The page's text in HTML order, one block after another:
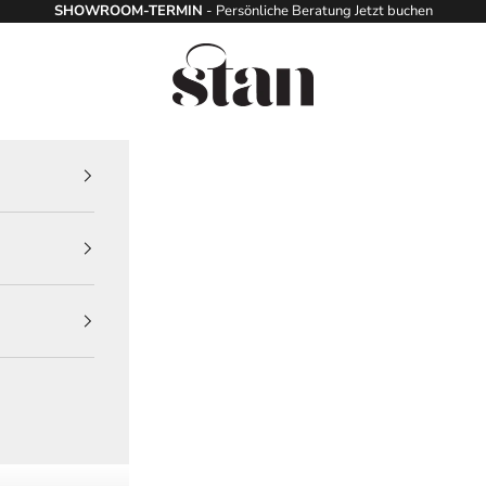
SHOWROOM-TERMIN - Persönliche Beratung Jetzt buchen
stanchesterfields